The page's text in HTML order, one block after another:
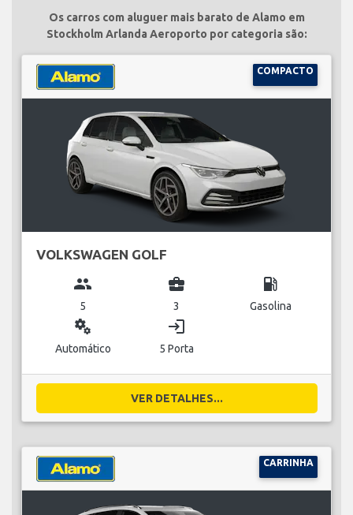
Os carros com aluguer mais barato de Alamo em
Stockholm Arlanda Aeroporto por categoria são:
COMPACTO
VOLKSWAGEN GOLF
group
5
business_center
3
local_gas_station
Gasolina
miscellaneous_services
Automático
login
5 Porta
VER DETALHES...
CARRINHA